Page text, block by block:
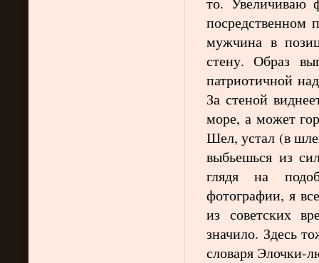
посредственном
мужчина в
стену. Образ
патриотичной
За стеной
море, а может
Шел, устал (в
выбьешься из
глядя на
фотографии, я
из советских
значило. Здесь
словаря Элочки-